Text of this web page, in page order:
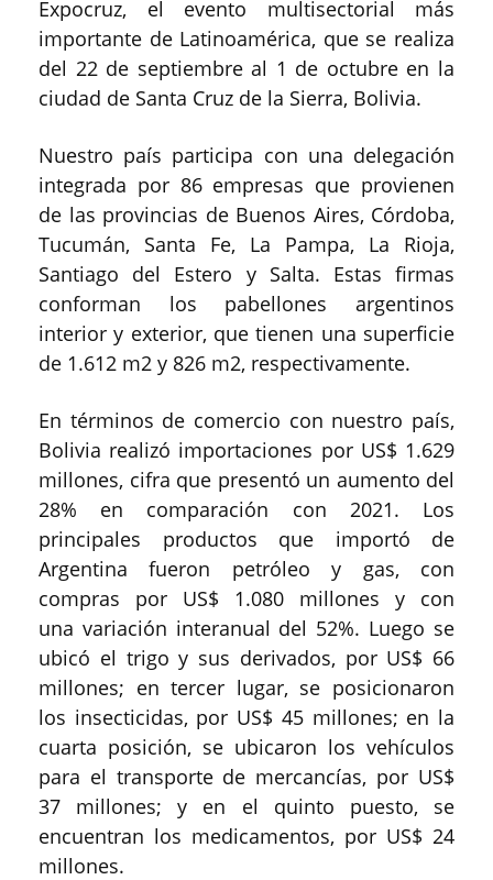
Expocruz, el evento multisectorial más
importante de Latinoamérica, que se realiza
del 22 de septiembre al 1 de octubre en la
ciudad de Santa Cruz de la Sierra, Bolivia.
Nuestro país participa con una delegación
integrada por 86 empresas que provienen
de las provincias de Buenos Aires, Córdoba,
Tucumán, Santa Fe, La Pampa, La Rioja,
Santiago del Estero y Salta. Estas firmas
conforman los pabellones argentinos
interior y exterior, que tienen una superficie
de 1.612 m2 y 826 m2, respectivamente.
En términos de comercio con nuestro país,
Bolivia realizó importaciones por US$ 1.629
millones, cifra que presentó un aumento del
28% en comparación con 2021. Los
principales productos que importó de
Argentina fueron petróleo y gas, con
compras por US$ 1.080 millones y con
una variación interanual del 52%. Luego se
ubicó el trigo y sus derivados, por US$ 66
millones; en tercer lugar, se posicionaron
los insecticidas, por US$ 45 millones; en la
cuarta posición, se ubicaron los vehículos
para el transporte de mercancías, por US$
37 millones; y en el quinto puesto, se
encuentran los medicamentos, por US$ 24
millones.